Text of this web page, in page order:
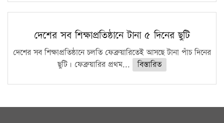
দেশের সব শিক্ষাপ্রতিষ্ঠানে টানা ৫ দিনের ছুটি
দেশের সব শিক্ষাপ্রতিষ্ঠানে চলতি ফেব্রুয়ারিতেই আসছে টানা পাঁচ দিনের
ছুটি। ফেব্রুয়ারির প্রথম...
বিস্তারিত